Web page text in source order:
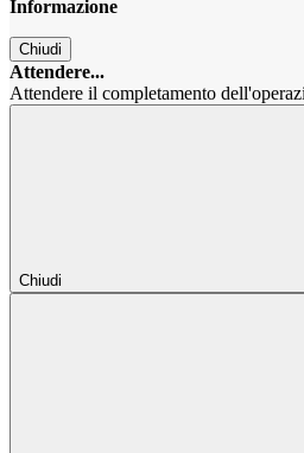
Informazione
Chiudi
Attendere...
Attendere il completamento
Chiudi